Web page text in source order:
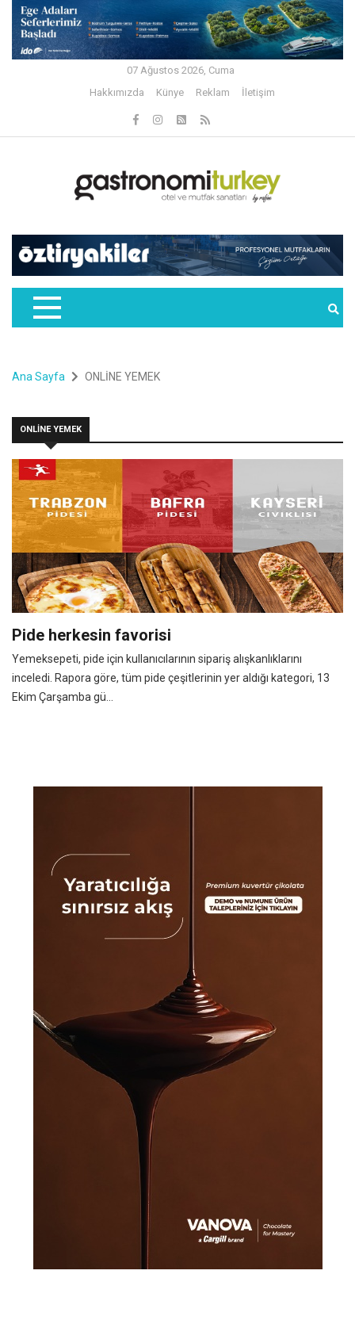
07 Ağustos 2026, Cuma
Hakkımızda
Künye Reklam İletişim
Ana Sayfa ONLİNE YEMEK
ONLİNE YEMEK
Pide herkesin favorisi
Yemeksepeti, pide için kullanıcılarının sipariş alışkanlıklarını
inceledi. Rapora göre, tüm pide çeşitlerinin yer aldığı kategori, 13
Ekim Çarşamba gü...